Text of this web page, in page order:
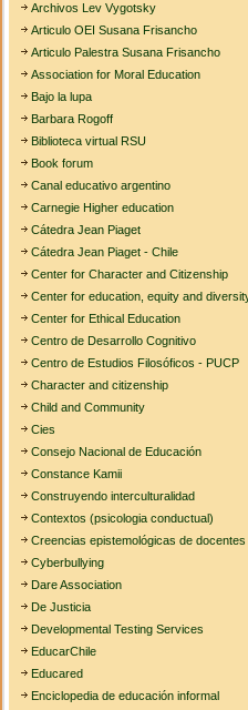
Archivos Lev Vygotsky
Articulo OEI Susana Frisancho
Articulo Palestra Susana Frisancho
Association for Moral Education
Bajo la lupa
Barbara Rogoff
Biblioteca virtual RSU
Book forum
Canal educativo argentino
Carnegie Higher education
Cátedra Jean Piaget
Cátedra Jean Piaget - Chile
Center for Character and Citizenship
Center for education, equity and
Center for Ethical Education
Centro de Desarrollo Cognitivo
Centro de Estudios Filosóficos - PUCP
Character and citizenship
Child and Community
Cies
Consejo Nacional de Educación
Constance Kamii
Construyendo interculturalidad
Contextos (psicologia conductual)
Creencias epistemológicas de
Cyberbullying
Dare Association
De Justicia
Developmental Testing Services
EducarChile
Educared
Enciclopedia de educación informal